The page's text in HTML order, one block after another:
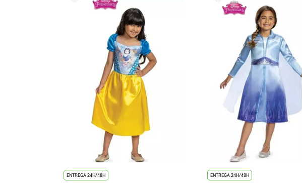
ENTREGA 24H/48H ENTREGA 24H/48H